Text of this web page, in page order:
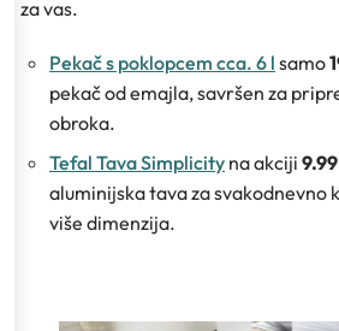
za vas.
Pekač s poklopcem cca. 6 l samo
pekač od emajla, savršen za
obroka.
Tefal Tava Simplicity na akciji
aluminijska tava za svakodnevno
više dimenzija.